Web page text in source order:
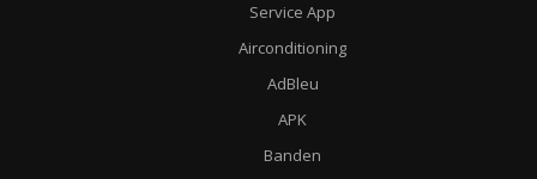
Service App
Airconditioning
AdBleu
APK
Banden